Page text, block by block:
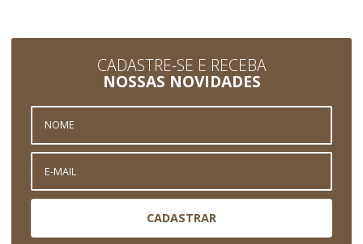
CADASTRE-SE E RECEBA
NOSSAS NOVIDADES
CADASTRAR